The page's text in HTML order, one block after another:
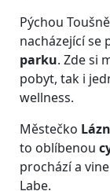
Pýchou
nacházející se
parku. Zde si
pobyt, tak i
wellness.
Městečko
to oblíbenou
prochází a
Labe.